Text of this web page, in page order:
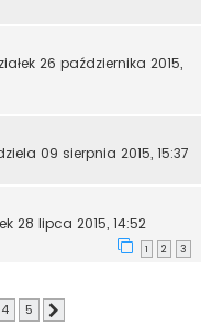
26 października 2015,
09 sierpnia 2015, 15:37
28 lipca 2015, 14:52
1 2 3
4 5